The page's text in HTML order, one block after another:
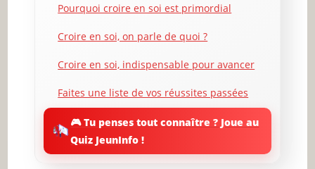
Pourquoi croire en soi est primordial
Croire en soi, on parle de quoi ?
Croire en soi, indispensable pour avancer
Faites une liste de vos réussites passées
Parlez à des gens qui vous aiment
Admettre la situation actuelle
🎮 Tu penses tout connaître ? Joue au
Quiz JeunInfo !